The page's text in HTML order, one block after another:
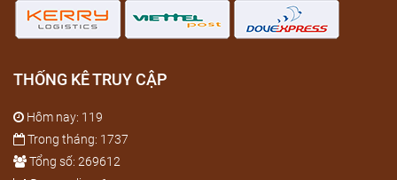
THỐNG KÊ TRUY CẬP
Hôm nay: 119
Trong tháng: 1737
Tổng số: 269612